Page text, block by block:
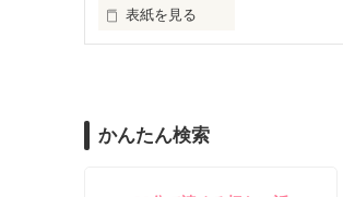
いつか辿り着けるまで
表紙を見る
嬉しいこと楽しいこと
かんたん検索